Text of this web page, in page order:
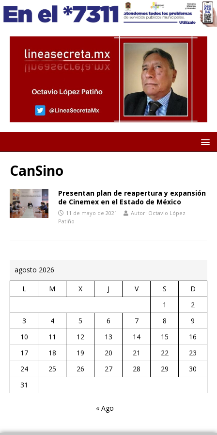
CanSino
Presentan plan de reapertura y expansión
de Cinemex en el Estado de México
11 de mayo de 2021
Autor: Octavio López
Patiño
agosto 2026
L M X J V S
D
1
2
3
4 5 6 7 8
9
10
11 12 13 14 15
16
17
18 19 20 21 22
23
24
25 26 27 28 29
30
31
« Ago